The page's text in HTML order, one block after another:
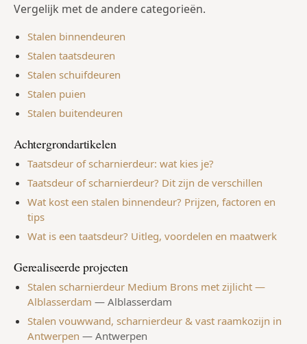
Vergelijk met de andere categorieën.
Stalen binnendeuren
Stalen taatsdeuren
Stalen schuifdeuren
Stalen puien
Stalen buitendeuren
Achtergrondartikelen
Taatsdeur of scharnierdeur: wat kies je?
Taatsdeur of scharnierdeur? Dit zijn de verschillen
Wat kost een stalen binnendeur? Prijzen, factoren en
tips
Wat is een taatsdeur? Uitleg, voordelen en maatwerk
Gerealiseerde projecten
Stalen scharnierdeur Medium Brons met zijlicht —
Alblasserdam — Alblasserdam
Stalen vouwwand, scharnierdeur & vast raamkozijn in
Antwerpen — Antwerpen